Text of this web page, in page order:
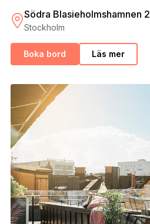
Södra Blasieholmshamnen 2
Stockholm
Boka bord Läs mer